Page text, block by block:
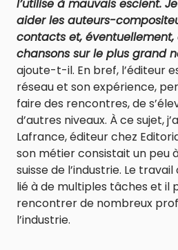
l’utilise à mauvais escient.
aider les auteurs-
contacts et,
chansons sur le plus grand
ajoute-t-il. En bref, l’éditeur
réseau et son expérience,
faire des rencontres, de
d’autres niveaux. À ce sujet,
Lafrance, éditeur chez
son métier consistait un peu
suisse de l’industrie. Le
lié à de multiples tâches et il
rencontrer de nombreux
l’industrie.